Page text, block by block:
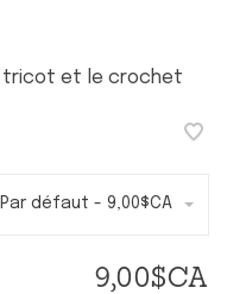
tricot et le crochet
Par défaut - 9,00$CA
9,00$CA